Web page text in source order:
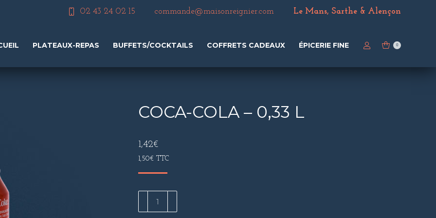
02 43 24 02 15 commande@maisonreignier.com Le Mans, Sarthe & Alençon
PLATEAUX-REPAS BUFFETS/COCKTAILS COFFRETS CADEAUX ÉPICERIE FINE 0
COCA-COLA – 0,33 L
1,42€
1,50€ TTC